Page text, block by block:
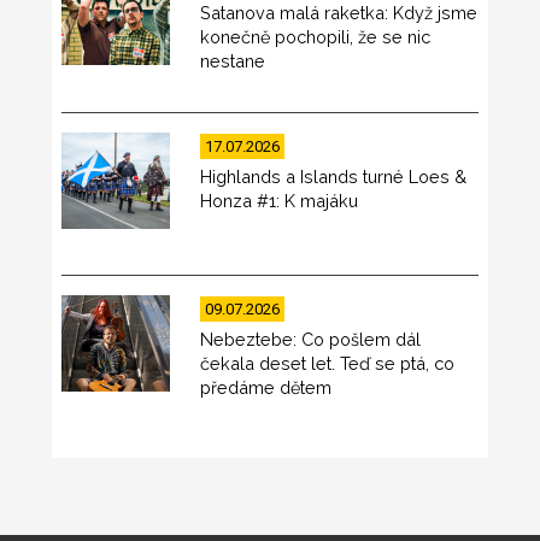
Satanova malá raketka: Když jsme
konečně pochopili, že se nic
nestane
17.07.2026
Highlands a Islands turné Loes &
Honza #1: K majáku
09.07.2026
Nebeztebe: Co pošlem dál
čekala deset let. Teď se ptá, co
předáme dětem